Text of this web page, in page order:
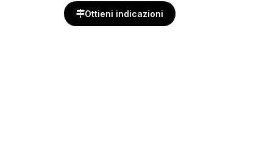
Ottieni indicazioni